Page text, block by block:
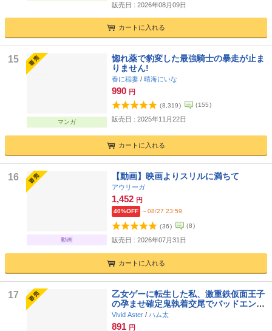
販売日 : 2026年08月09日
カートに入れる
15
マンガ
惚れ薬で豹変した最強騎士の暴走が止ま
りません!
春に稲妻 / 晴海にいな
990 円
(8,319) (155)
販売日 : 2025年11月22日
カートに入れる
16
動画
【動画】映画よりスリルに満ちて
アウリーガ
1,452 円
40%OFF ～08/27 23:59
(36) (8)
販売日 : 2026年07月31日
カートに入れる
17
乙女ゲーに転生した私、激重鉄仮面王子
の孕ませ確定鬼執着交尾でバッドエンド
不可避
Vivid Aster / ハム太
891 円